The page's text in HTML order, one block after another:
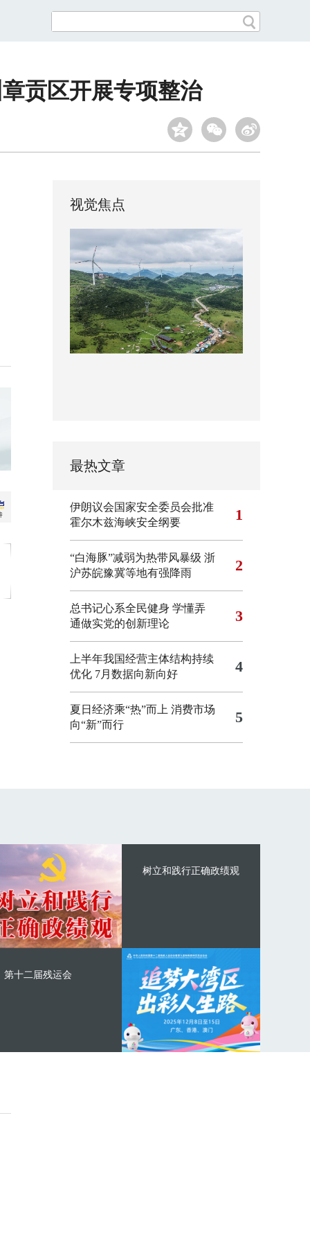
贡区开展专项整治
视觉焦点
最热文章
伊朗议会国家安全委员会批准
霍尔木兹海峡安全纲要
1
“白海豚”减弱为热带风暴级 浙
沪苏皖豫冀等地有强降雨
2
总书记心系全民健身 学懂弄
通做实党的创新理论
3
上半年我国经营主体结构持续
优化 7月数据向新向好 4
夏日经济乘“热”而上 消费市场
向“新”而行
5
树立和践行正确政绩观
第十二届残运会